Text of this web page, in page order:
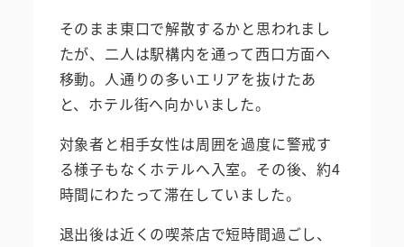
そのまま東口で解散するかと思われまし
たが、二人は駅構内を通って西口方面へ
移動。人通りの多いエリアを抜けたあ
と、ホテル街へ向かいました。
対象者と相手女性は周囲を過度に警戒す
る様子もなくホテルへ入室。その後、約4
時間にわたって滞在していました。
退出後は近くの喫茶店で短時間過ごし、